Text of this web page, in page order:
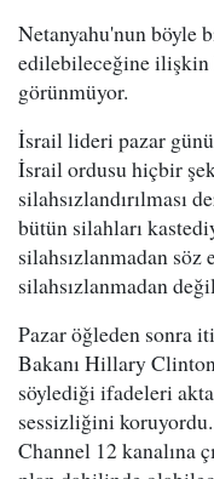
Netanyahu'nun böyle
edilebileceğine ilişkin
görünmüyor.
İsrail lideri pazar
İsrail ordusu hiçbir
silahsızlandırılması
bütün silahları
silahsızlanmadan
silahsızlanmadan
Pazar öğleden sonra
Bakanı Hillary
söylediği ifadeleri
sessizliğini
Channel 12 kanalına